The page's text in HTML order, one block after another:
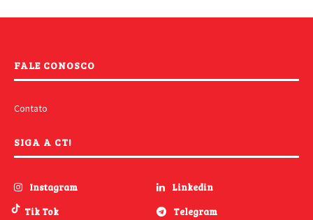
FALE CONOSCO
Contato
SIGA A CT!
Instagram
Linkedin
Tik Tok
Telegram